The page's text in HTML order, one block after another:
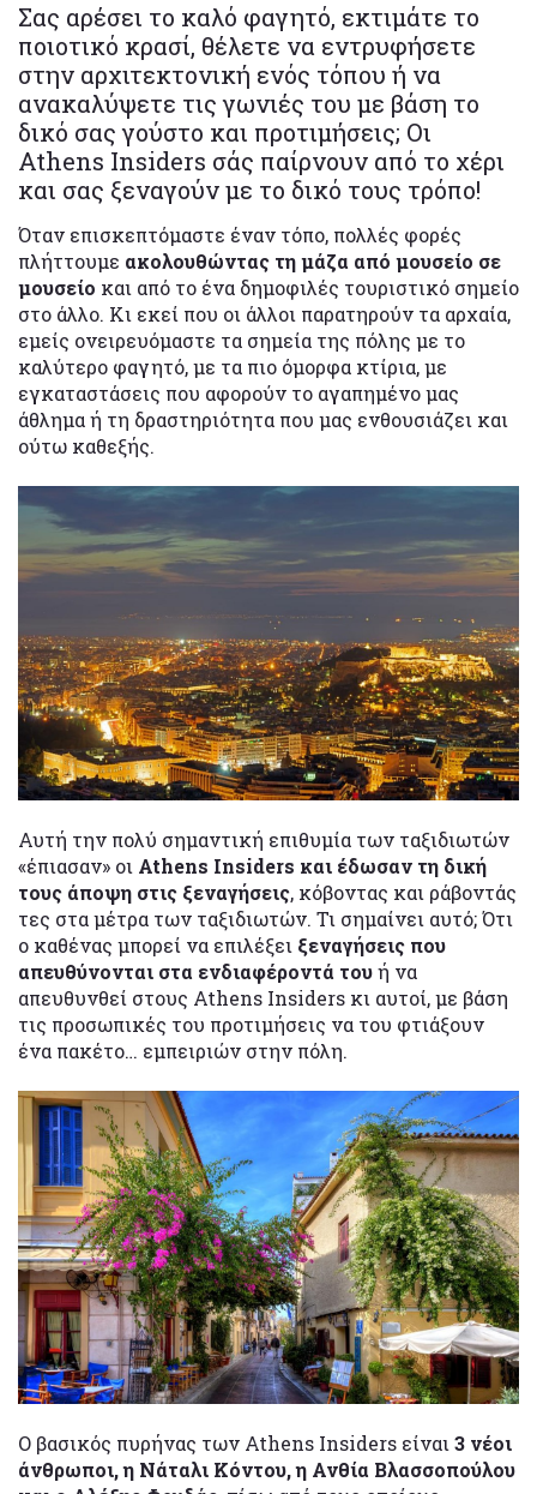
Σας αρέσει το καλό φαγητό, εκτιμάτε το
ποιοτικό κρασί, θέλετε να εντρυφήσετε
στην αρχιτεκτονική ενός τόπου ή να
ανακαλύψετε τις γωνιές του με βάση το
δικό σας γούστο και προτιμήσεις; Οι
Athens Insiders σάς παίρνουν από το χέρι
και σας ξεναγούν με το δικό τους τρόπο!
Όταν επισκεπτόμαστε έναν τόπο, πολλές φορές
πλήττουμε ακολουθώντας τη μάζα από μουσείο σε
μουσείο και από το ένα δημοφιλές τουριστικό σημείο
στο άλλο. Κι εκεί που οι άλλοι παρατηρούν τα αρχαία,
εμείς ονειρευόμαστε τα σημεία της πόλης με το
καλύτερο φαγητό, με τα πιο όμορφα κτίρια, με
εγκαταστάσεις που αφορούν το αγαπημένο μας
άθλημα ή τη δραστηριότητα που μας ενθουσιάζει και
ούτω καθεξής.
Αυτή την πολύ σημαντική επιθυμία των ταξιδιωτών
«έπιασαν» οι Athens Insiders και έδωσαν τη δική
τους άποψη στις ξεναγήσεις, κόβοντας και ράβοντάς
τες στα μέτρα των ταξιδιωτών. Τι σημαίνει αυτό; Ότι
ο καθένας μπορεί να επιλέξει ξεναγήσεις που
απευθύνονται στα ενδιαφέροντά τουή να
απευθυνθεί στους Athens Insiders κι αυτοί, με βάση
τις προσωπικές του προτιμήσεις να του φτιάξουν
ένα πακέτο… εμπειριών στην πόλη.
Ο βασικός πυρήνας των Athens Insiders είναι 3 νέοι
άνθρωποι, η Νάταλι Κόντου, η Ανθία Βλασσοπούλου